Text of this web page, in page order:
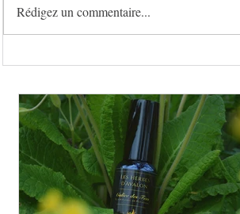
Rédigez un commentaire...